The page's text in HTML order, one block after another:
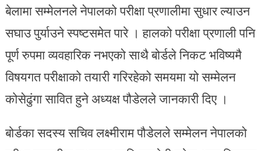
बेलामा सम्मेलनले नेपालको परीक्षा प्रणालीमा सुधार ल्याउन
सघाउ पुर्याउने स्पष्टसमेत पारे । हालको परीक्षा प्रणाली पनि
पूर्ण रुपमा व्यवहारिक नभएको साथै बोर्डले निकट भविष्यमै
विषयगत परीक्षाको तयारी गरिरहेको समयमा यो सम्मेलन
कोसेढुंगा सावित हुने अध्यक्ष पौडेलले जानकारी दिए ।
बोर्डका सदस्य सचिव लक्ष्मीराम पौडेलले सम्मेलन नेपालको